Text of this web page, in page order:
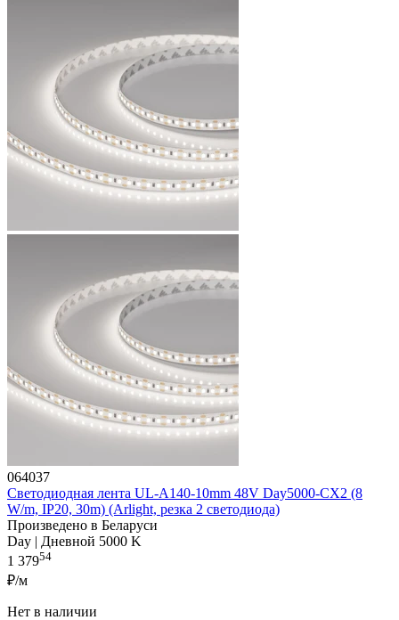
064037
Светодиодная лента UL-A140-10mm 48V Day5000-CX2 (8
W/m, IP20, 30m) (Arlight, резка 2 светодиода)
Произведено в Беларуси
Day | Дневной 5000 K
1 37954
₽/м
Нет в наличии